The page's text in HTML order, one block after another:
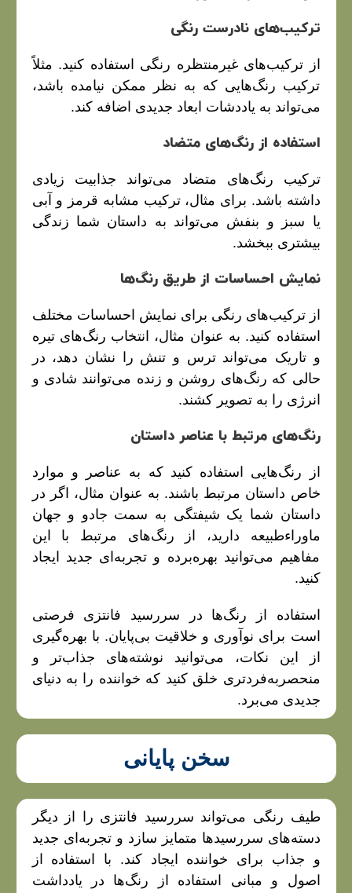
ترکیب‌های نادرست رنگی
از ترکیب‌های غیرمنتظره رنگی استفاده کنید. مثلاً
ترکیب رنگ‌هایی که به نظر ممکن نیامده باشد،
می‌تواند به یاددشات ابعاد جدیدی اضافه کند.
استفاده از رنگ‌های متضاد
ترکیب رنگ‌های متضاد می‌تواند جذابیت زیادی
داشته باشد. برای مثال، ترکیب مشابه قرمز و آبی
یا سبز و بنفش می‌تواند به داستان شما زندگی
بیشتری ببخشد.
نمایش احساسات از طریق رنگ‌ها
از ترکیب‌های رنگی برای نمایش احساسات مختلف
استفاده کنید. به عنوان مثال، انتخاب رنگ‌های تیره
و تاریک می‌تواند ترس و تنش را نشان دهد، در
حالی که رنگ‌های روشن و زنده می‌توانند شادی و
انرژی را به تصویر کشند.
رنگ‌های مرتبط با عناصر داستان
از رنگ‌هایی استفاده کنید که به عناصر و موارد
خاص داستان مرتبط باشند. به عنوان مثال، اگر در
داستان شما یک شیفتگی به سمت جادو و جهان
ماوراءطبیعه دارید، از رنگ‌های مرتبط با این
مفاهیم می‌توانید بهره‌برده و تجربه‌ای جدید ایجاد
کنید.
استفاده از رنگ‌ها در سررسید فانتزی فرصتی
است برای نوآوری و خلاقیت بی‌پایان. با بهره‌گیری
از این نکات، می‌توانید نوشته‌های جذاب‌تر و
منحصربه‌فرد‌تری خلق کنید که خواننده را به دنیای
جدیدی می‌برد.
سخن پایانی
طیف رنگی می‌تواند سررسید فانتزی را از دیگر
دسته‌های سررسیدها متمایز سازد و تجربه‌ای جدید
و جذاب برای خواننده ایجاد کند. با استفاده از
اصول و مبانی استفاده از رنگ‌ها در یادداشت